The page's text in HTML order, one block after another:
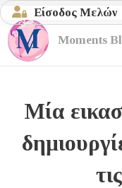
Είσοδος Μελών
Moments
Μία